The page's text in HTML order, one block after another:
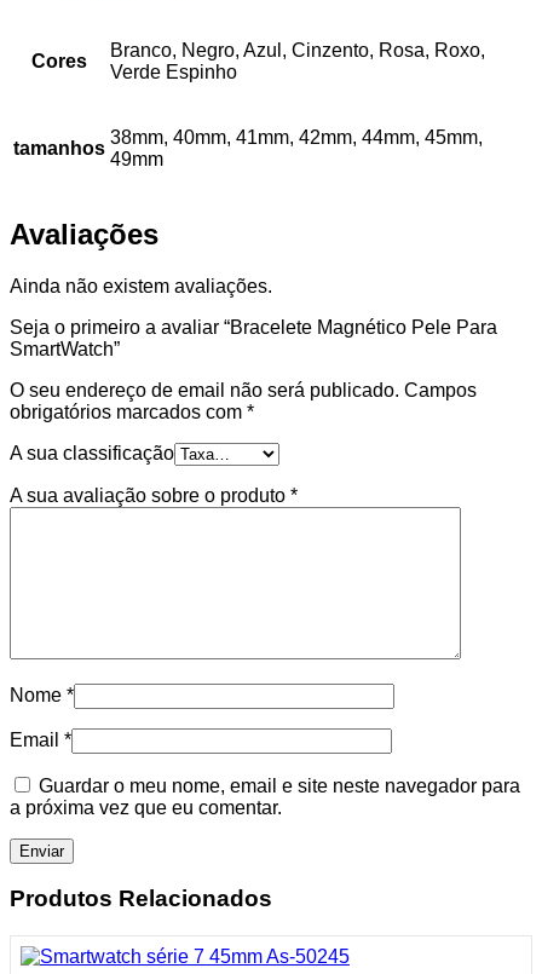
Cores
Branco, Negro, Azul, Cinzento, Rosa, Roxo,
Verde Espinho
tamanhos
38mm, 40mm, 41mm, 42mm, 44mm, 45mm,
49mm
Avaliações
Ainda não existem avaliações.
Seja o primeiro a avaliar “Bracelete Magnético Pele Para
SmartWatch”
O seu endereço de email não será publicado. Campos
obrigatórios marcados com *
A sua classificação
A sua avaliação sobre o produto *
Nome *
Email *
Guardar o meu nome, email e site neste navegador para
a próxima vez que eu comentar.
Produtos Relacionados